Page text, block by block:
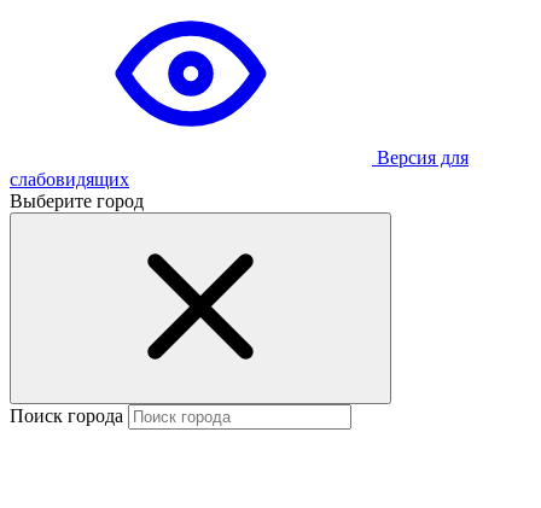
Версия для
слабовидящих
Выберите город
Поиск города